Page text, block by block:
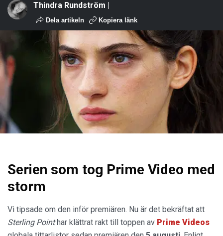
Thindra Rundström |
Dela artikeln Kopiera länk
Serien som tog Prime Video med
storm
Vi tipsade om den inför premiären. Nu är det bekräftat att
Sterling Pointhar klättrat rakt till toppen av Prime Videos